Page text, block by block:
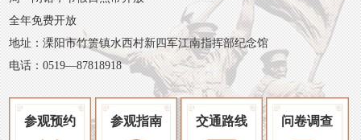
常设展览
临时展览
数字展览
教育
活动预告
活动回顾
博物馆之友
文创
全年免费开放
地址：溧阳市竹箦镇水西村新四军江南指挥部纪念馆
电话：0519—87818918
参观预约 参观指南 交通路线 问卷调查